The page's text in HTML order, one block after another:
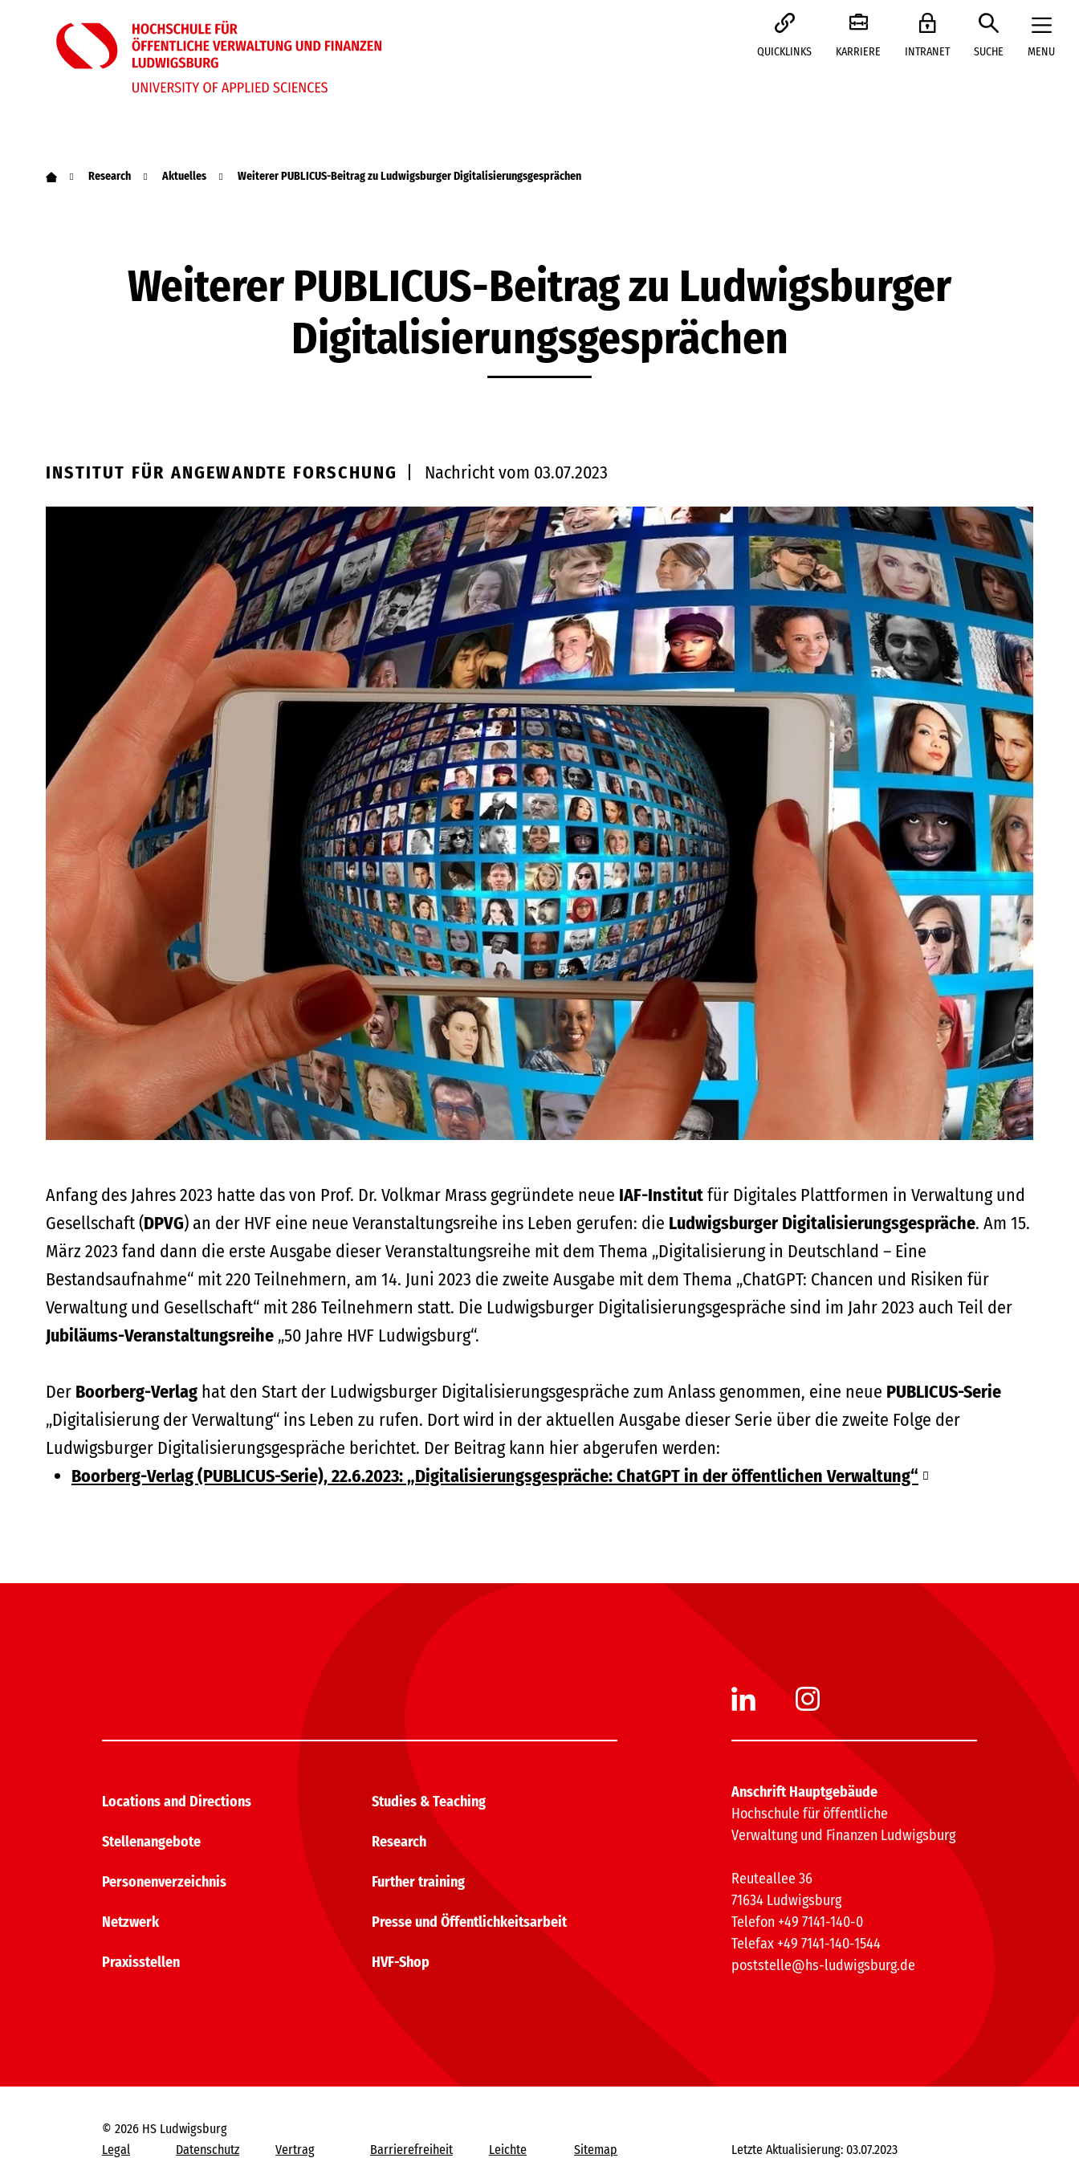
QUICKLINKS KARRIERE INTRANET SUCHE MENU
Research Aktuelles Weiterer PUBLICUS-Beitrag zu Ludwigsburger Digitalisierungsgesprächen
Weiterer PUBLICUS-Beitrag zu Ludwigsburger
Digitalisierungsgesprächen
INSTITUT FÜR ANGEWANDTE FORSCHUNG Nachricht vom 03.07.2023
Anfang des Jahres 2023 hatte das von Prof. Dr. Volkmar Mrass gegründete neue IAF-Institutfür Digitales Plattformen in Verwaltung und
Gesellschaft (DPVG) an der HVF eine neue Veranstaltungsreihe ins Leben gerufen: die Ludwigsburger Digitalisierungsgespräche. Am 15.
März 2023 fand dann die erste Ausgabe dieser Veranstaltungsreihe mit dem Thema „Digitalisierung in Deutschland – Eine
Bestandsaufnahme“ mit 220 Teilnehmern, am 14. Juni 2023 die zweite Ausgabe mit dem Thema „ChatGPT: Chancen und Risiken für
Verwaltung und Gesellschaft“ mit 286 Teilnehmern statt. Die Ludwigsburger Digitalisierungsgespräche sind im Jahr 2023 auch Teil der
Jubiläums-Veranstaltungsreihe „50 Jahre HVF Ludwigsburg“.
Der Boorberg-Verlag hat den Start der Ludwigsburger Digitalisierungsgespräche zum Anlass genommen, eine neue PUBLICUS-Serie
„Digitalisierung der Verwaltung“ ins Leben zu rufen. Dort wird in der aktuellen Ausgabe dieser Serie über die zweite Folge der
Ludwigsburger Digitalisierungsgespräche berichtet. Der Beitrag kann hier abgerufen werden:
Boorberg-Verlag (PUBLICUS-Serie), 22.6.2023: „Digitalisierungsgespräche: ChatGPT in der öffentlichen Verwaltung“
Locations and Directions
Stellenangebote
Personenverzeichnis
Netzwerk
Praxisstellen
Studies & Teaching
Research
Further training
Presse und Öffentlichkeitsarbeit
HVF-Shop
Anschrift Hauptgebäude
Hochschule für öffentliche
Verwaltung und Finanzen Ludwigsburg
Reuteallee 36
71634 Ludwigsburg
Telefon +49 7141-140-0
Telefax +49 7141-140-1544
poststelle@hs-ludwigsburg.de
© 2026 HS Ludwigsburg
Legal
Datenschutz Vertrag Barrierefreiheit Leichte Sitemap Letzte Aktualisierung: 03.07.2023